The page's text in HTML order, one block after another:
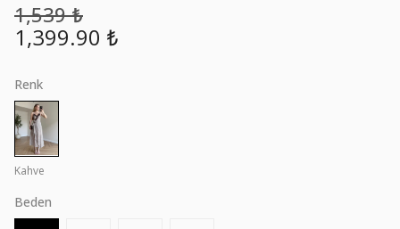
1,539 ₺
1,399.90 ₺
Renk
Kahve
Beden